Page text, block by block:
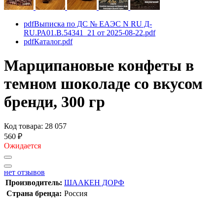
pdfВыписка по ДС № ЕАЭС N RU Д-
RU.РА01.В.54341_21 от 2025-08-22.pdf
pdfКаталог.pdf
Марципановые конфеты в
темном шоколаде со вкусом
бренди, 300 гр
Код товара: 28 057
560 ₽
Ожидается
нет отзывов
Производитель: ШААКЕН ДОРФ
Страна бренда: Россия